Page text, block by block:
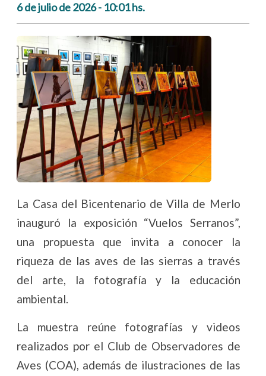
6 de julio de 2026 - 10:01 hs.
La Casa del Bicentenario de Villa de Merlo
inauguró la exposición “Vuelos Serranos”,
una propuesta que invita a conocer la
riqueza de las aves de las sierras a través
del arte, la fotografía y la educación
ambiental.
La muestra reúne fotografías y videos
realizados por el Club de Observadores de
Aves (COA), además de ilustraciones de las